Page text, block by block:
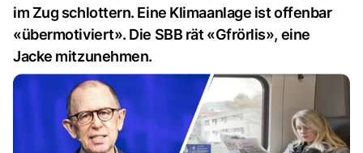
im Zug schlottern. Eine Klimaanlage ist offenbar
«übermotiviert». Die SBB rät «Gfrörlis», eine
Jacke mitzunehmen.